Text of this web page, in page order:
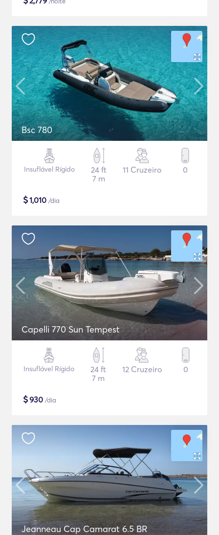
Bsc 780
Insuflável Rígido
24 ft
7 m
11 Cruzeiro 0
$1,010 /dia
Capelli 770 Sun Tempest
Insuflável Rígido
24 ft
7 m
12 Cruzeiro 0
$930 /dia
Jeanneau Cap Camarat 6.5 BR